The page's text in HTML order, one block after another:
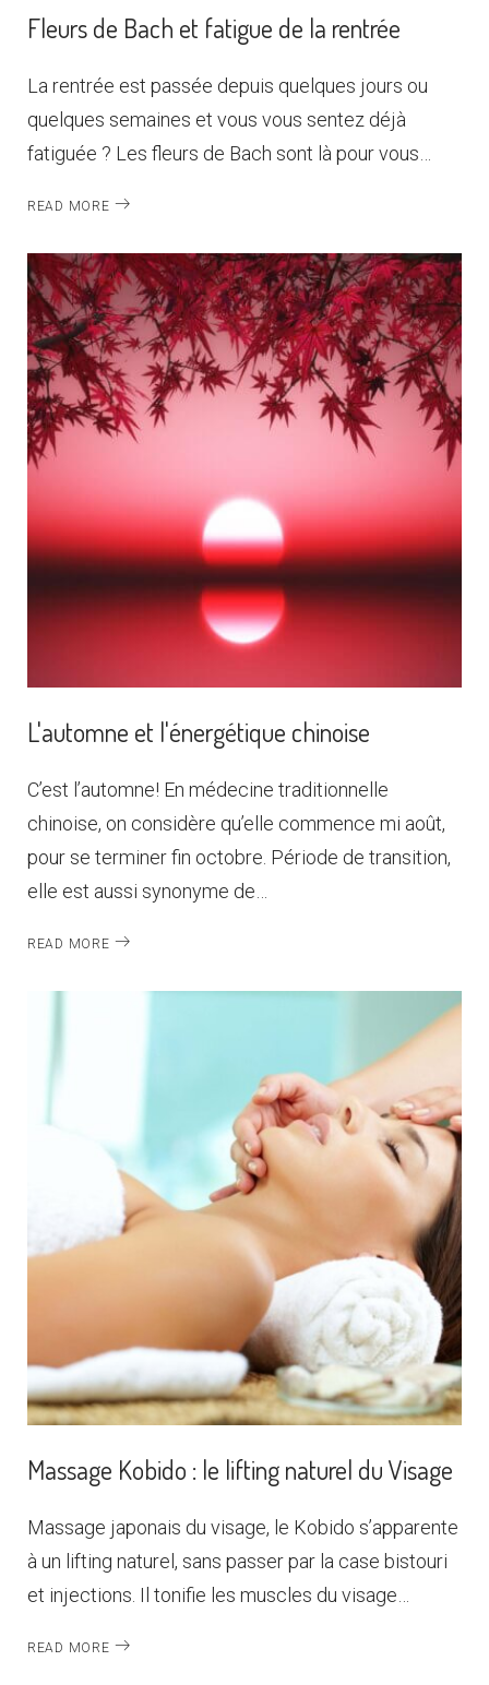
Fleurs de Bach et fatigue de la rentrée
La rentrée est passée depuis quelques jours ou
quelques semaines et vous vous sentez déjà
fatiguée ? Les fleurs de Bach sont là pour vous…
READ MORE
L'automne et l'énergétique chinoise
C’est l’automne! En médecine traditionnelle
chinoise, on considère qu’elle commence mi août,
pour se terminer fin octobre. Période de transition,
elle est aussi synonyme de…
READ MORE
Massage Kobido : le lifting naturel du Visage
Massage japonais du visage, le Kobido s’apparente
à un lifting naturel, sans passer par la case bistouri
et injections. Il tonifie les muscles du visage…
READ MORE